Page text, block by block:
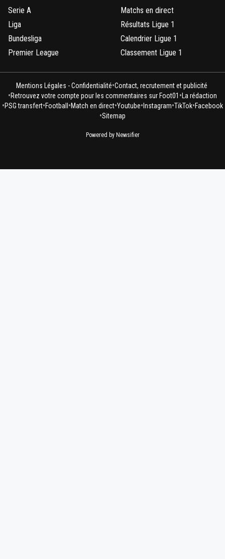
Serie A
Liga
Bundesliga
Premier League
Matchs en direct
Résultats Ligue 1
Calendrier Ligue 1
Classement Ligue 1
Mentions Légales - Confidentialité•Contact, recrutement et publicité
•Retrouvez votre compte pour les commentaires sur Foot01 •La rédaction
•PSG transfert•Football•Match en direct•Youtube•Instagram•TikTok•Facebook
•Sitemap
Powered by Newsifier